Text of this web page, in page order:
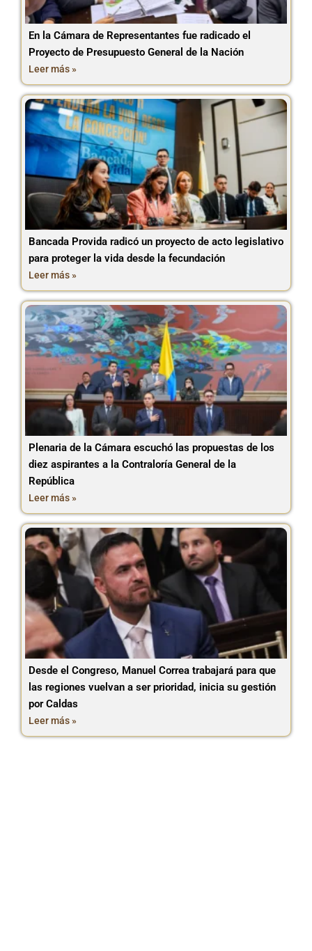
En la Cámara de Representantes fue radicado el
Proyecto de Presupuesto General de la Nación
Leer más »
Bancada Provida radicó un proyecto de acto legislativo
para proteger la vida desde la fecundación
Leer más »
Plenaria de la Cámara escuchó las propuestas de los
diez aspirantes a la Contraloría General de la
República
Leer más »
Desde el Congreso, Manuel Correa trabajará para que
las regiones vuelvan a ser prioridad, inicia su gestión
por Caldas
Leer más »